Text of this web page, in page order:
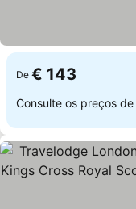
De € 143
Consulte os preços de